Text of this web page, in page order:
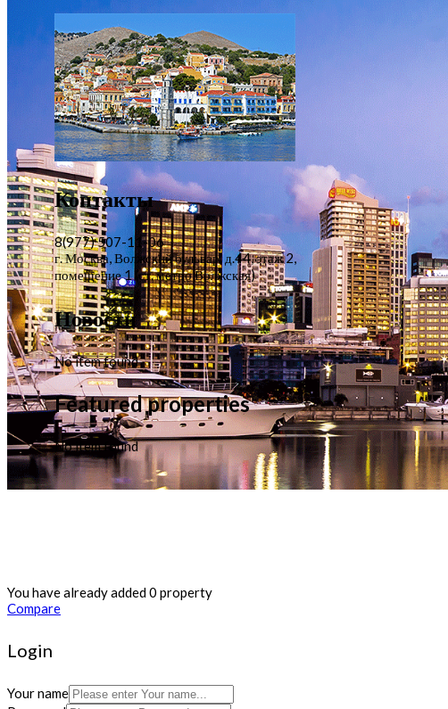
Контакты
8(977) 507-11-06
г. Москва, Волжский бульвар, д.44, этаж 2,
помещение 1 (ст. метро Волжская)
Новости
No item found
Featured properties
No item found
You have already added 0 property
Compare
Login
Your name